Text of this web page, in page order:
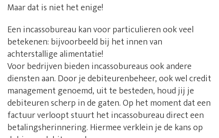
Maar dat is niet het enige!
Een incassobureau kan voor particulieren ook veel
betekenen: bijvoorbeeld bij het innen van
achterstallige alimentatie!
Voor bedrijven bieden incassobureaus ook andere
diensten aan. Door je debiteurenbeheer, ook wel credit
management genoemd, uit te besteden, houd jij je
debiteuren scherp in de gaten. Op het moment dat een
factuur verloopt stuurt het incassobureau direct een
betalingsherinnering. Hiermee verklein je de kans op